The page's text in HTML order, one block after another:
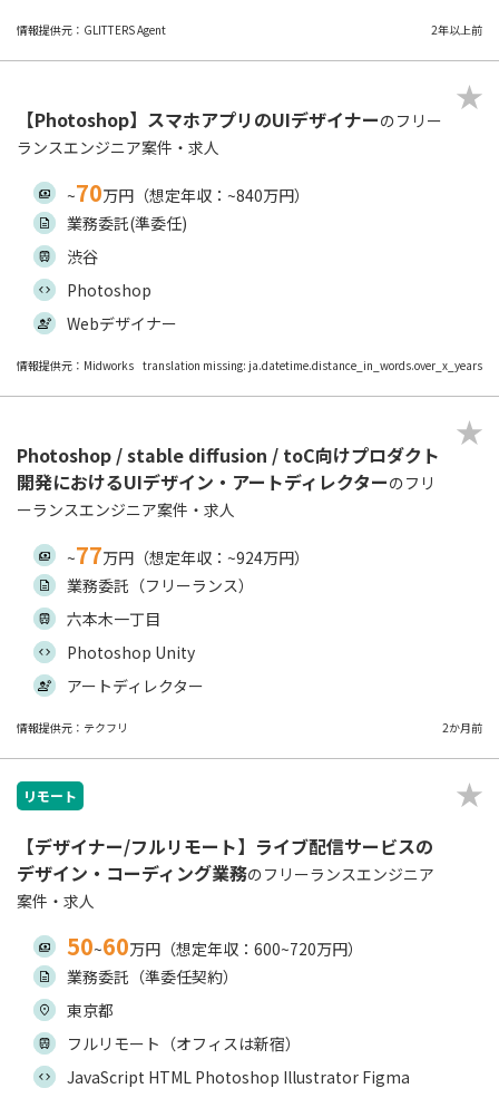
情報提供元：GLITTERS Agent 2年以上前
【Photoshop】スマホアプリのUIデザイナーのフリー
ランスエンジニア案件・求人
~70万円（想定年収：~840万円）
業務委託(準委任)
渋谷
Photoshop
Webデザイナー
情報提供元：Midworks translation missing: ja.datetime.distance_in_words.over_x_years
Photoshop / stable diffusion / toC向けプロダクト
開発におけるUIデザイン・アートディレクターのフリ
ーランスエンジニア案件・求人
~77万円（想定年収：~924万円）
業務委託（フリーランス）
六本木一丁目
Photoshop Unity
アートディレクター
情報提供元：テクフリ 2か月前
リモート
【デザイナー/フルリモート】ライブ配信サービスの
デザイン・コーディング業務のフリーランスエンジニア
案件・求人
50~60万円（想定年収：600~720万円）
業務委託（準委任契約）
東京都
フルリモート（オフィスは新宿）
JavaScript HTML Photoshop Illustrator Figma